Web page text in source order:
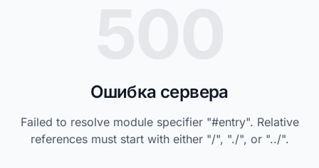
Ошибка сервера
Failed to resolve module specifier "#entry". Relative
references must start with either "/", "./", or "../".